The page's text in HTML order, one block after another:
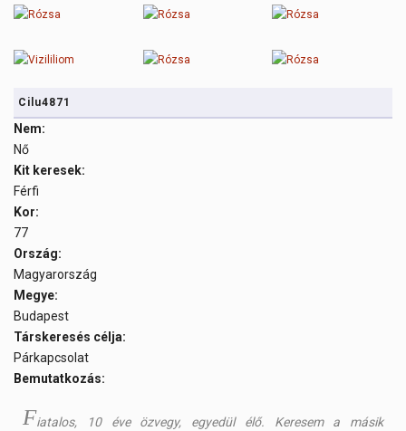
Cilu4871
Nem:
Nő
Kit keresek:
Férfi
Kor:
77
Ország:
Magyarország
Megye:
Budapest
Társkeresés célja:
Párkapcsolat
Bemutatkozás:
Fiatalos, 10 éve özvegy, egyedül élő. Keresem a másik